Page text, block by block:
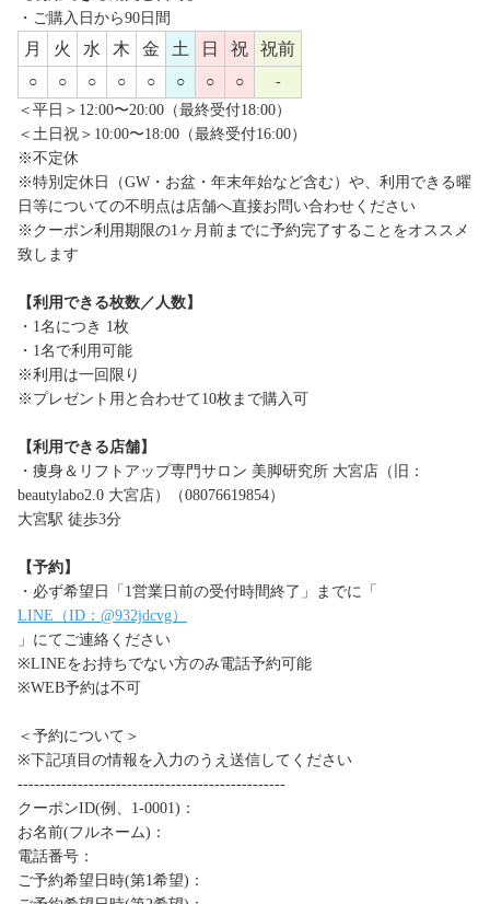
・ご購入日から90日間
月 火 水 木 金 土 日 祝 祝前
○ ○ ○ ○ ○ ○ ○ ○
-
＜平日＞12:00〜20:00（最終受付18:00）
＜土日祝＞10:00〜18:00（最終受付16:00）
※不定休
※特別定休日（GW・お盆・年末年始など含む）や、利用できる曜
日等についての不明点は店舗へ直接お問い合わせください
※クーポン利用期限の1ヶ月前までに予約完了することをオススメ
致します
【利用できる枚数／人数】
・1名につき 1枚
・1名で利用可能
※利用は一回限り
※プレゼント用と合わせて10枚まで購入可
【利用できる店舗】
・痩身＆リフトアップ専門サロン 美脚研究所 大宮店（旧：
beautylabo2.0 大宮店）（08076619854）
大宮駅 徒歩3分
【予約】
・必ず希望日「1営業日前の受付時間終了」までに「
LINE（ID：@932jdcvg）
」にてご連絡ください
※LINEをお持ちでない方のみ電話予約可能
※WEB予約は不可
＜予約について＞
※下記項目の情報を入力のうえ送信してください
-------------------------------------------------
クーポンID(例、1-0001)：
お名前(フルネーム)：
電話番号：
ご予約希望日時(第1希望)：